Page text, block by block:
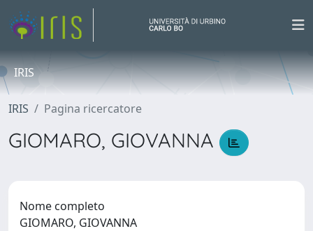
IRIS
IRIS Pagina ricercatore
GIOMARO, GIOVANNA
Nome completo
GIOMARO, GIOVANNA